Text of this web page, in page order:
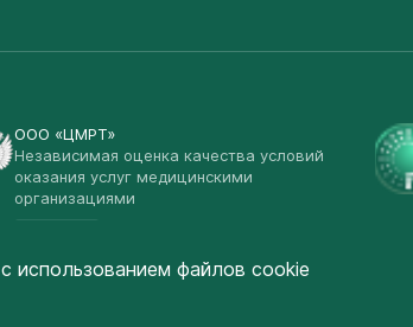
ООО «ЦМРТ»
Независимая оценка качества условий
оказания услуг медицинскими
организациями
с использованием файлов cookie